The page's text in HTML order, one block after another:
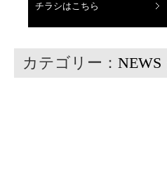
チラシはこちら
カテゴリー： NEWS